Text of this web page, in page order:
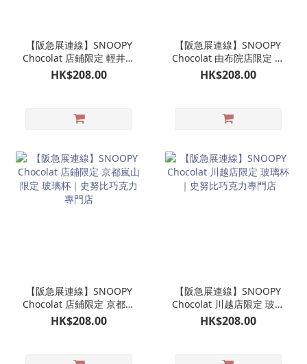
【阪急展連線】SNOOPY
Chocolat 店鋪限定 輕井澤
限定 玻璃杯｜史努比巧克
力專門店
HK$208.00
【阪急展連線】SNOOPY
Chocolat 由布院店限定 玻
璃杯｜史努比巧克力專門
HK$208.00
【阪急展連線】SNOOPY
Chocolat 店鋪限定 京都嵐
山限定 玻璃杯｜史努比巧
克力專門店
HK$208.00
【阪急展連線】SNOOPY
Chocolat 川越店限定 玻璃
杯｜史努比巧克力專門店
HK$208.00